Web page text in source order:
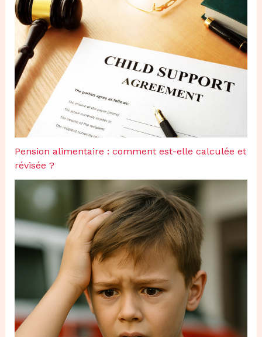
Pension alimentaire : comment est-elle calculée et
révisée ?